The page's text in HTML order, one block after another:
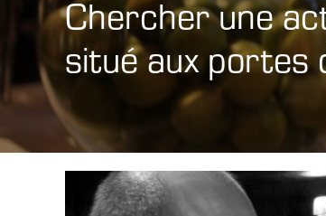
Chercher une
situé aux